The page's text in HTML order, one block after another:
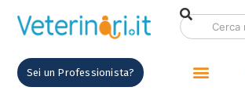
Sei un Professionista?